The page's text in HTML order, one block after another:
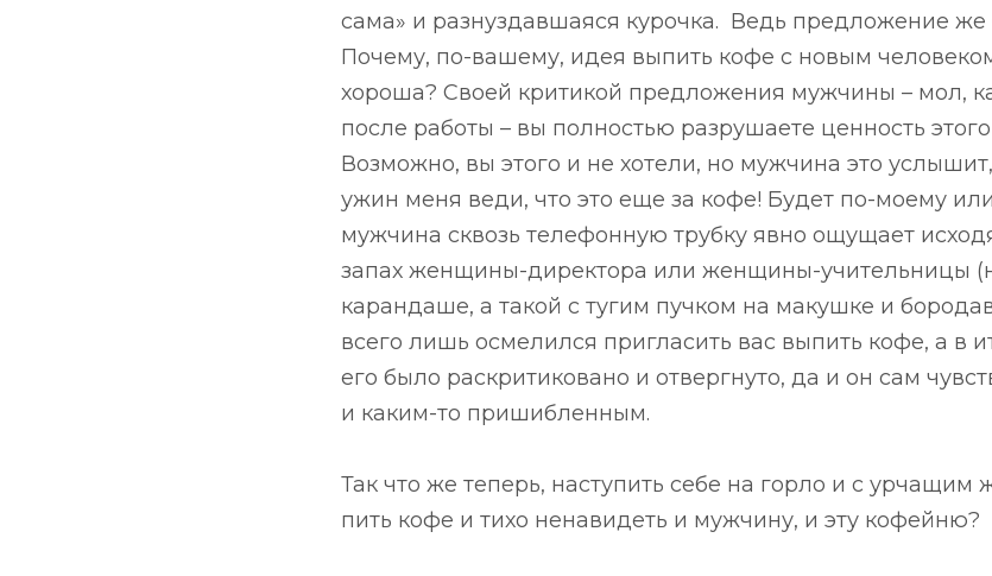
сама» и разнуздавшаяся курочка. Ведь предложение
Почему, по-вашему, идея выпить кофе с новым
хороша? Своей критикой предложения мужчины – мол,
после работы – вы полностью разрушаете ценность
Возможно, вы этого и не хотели, но мужчина это
ужин меня веди, что это еще за кофе! Будет по-моему
мужчина сквозь телефонную трубку явно ощущает
запах женщины-директора или женщины-учительницы
карандаше, а такой с тугим пучком на макушке и
всего лишь осмелился пригласить вас выпить кофе, а в
его было раскритиковано и отвергнуто, да и он сам
и каким-то пришибленным.
Так что же теперь, наступить себе на горло и с урчащим
пить кофе и тихо ненавидеть и мужчину, и эту кофейню?